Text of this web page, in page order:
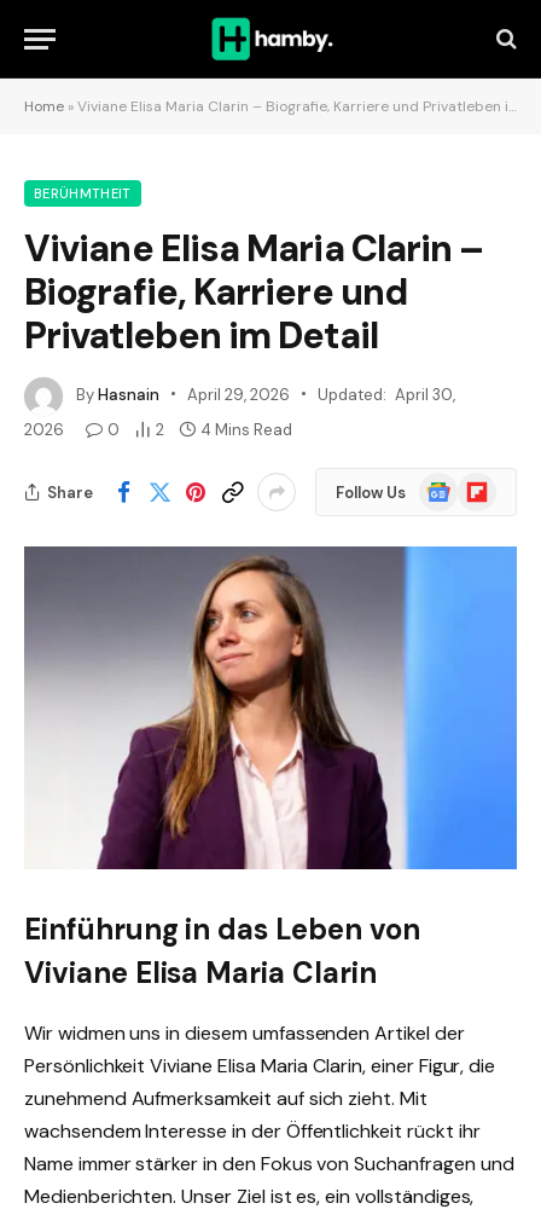
Home »Viviane Elisa Maria Clarin – Biografie, Karriere und Privatleben im Detail
BERÜHMTHEIT
Viviane Elisa Maria Clarin –
Biografie, Karriere und
Privatleben im Detail
ByHasnain April 29, 2026 Updated: April 30,
2026
0 2 4 Mins Read
Share Follow Us
Google
News
Flipboard
Einführung in das Leben von
Viviane Elisa Maria Clarin
Wir widmen uns in diesem umfassenden Artikel der
Persönlichkeit Viviane Elisa Maria Clarin, einer Figur, die
zunehmend Aufmerksamkeit auf sich zieht. Mit
wachsendem Interesse in der Öffentlichkeit rückt ihr
Name immer stärker in den Fokus von Suchanfragen und
Medienberichten. Unser Ziel ist es, ein vollständiges,